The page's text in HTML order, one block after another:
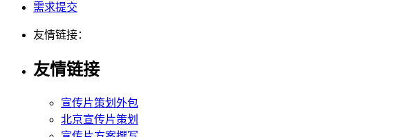
需求提交
友情链接：
友情链接
宣传片策划外包
北京宣传片策划